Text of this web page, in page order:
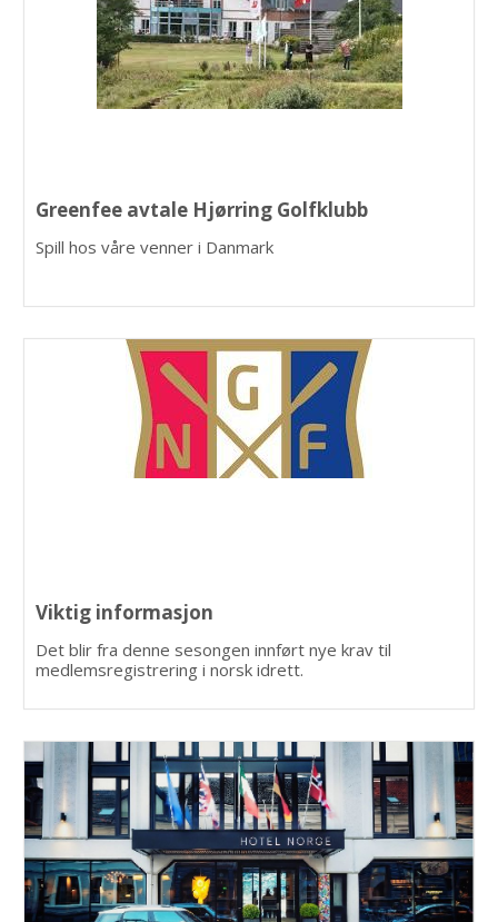
Greenfee avtale Hjørring Golfklubb
Spill hos våre venner i Danmark
Viktig informasjon
Det blir fra denne sesongen innført nye krav til
medlemsregistrering i norsk idrett.